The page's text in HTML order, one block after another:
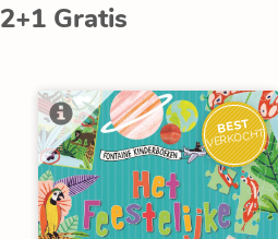
2+1 Gratis
BEST
VERKOCHT